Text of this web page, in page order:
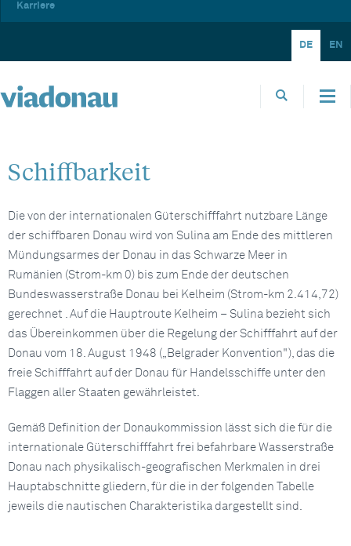
Karriere
DE EN
Schiffbarkeit
Die von der internationalen Güterschifffahrt nutzbare Länge
der schiffbaren Donau wird von Sulina am Ende des mittleren
Mündungsarmes der Donau in das Schwarze Meer in
Rumänien (Strom-km 0) bis zum Ende der deutschen
Bundeswasserstraße Donau bei Kelheim (Strom-km 2.414,72)
gerechnet . Auf die Hauptroute Kelheim – Sulina bezieht sich
das Übereinkommen über die Regelung der Schifffahrt auf der
Donau vom 18. August 1948 („Belgrader Konvention"), das die
freie Schifffahrt auf der Donau für Handelsschiffe unter den
Flaggen aller Staaten gewährleistet.
Gemäß Definition der Donaukommission lässt sich die für die
internationale Güterschifffahrt frei befahrbare Wasserstraße
Donau nach physikalisch-geografischen Merkmalen in drei
Hauptabschnitte gliedern, für die in der folgenden Tabelle
jeweils die nautischen Charakteristika dargestellt sind.